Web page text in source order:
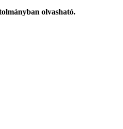
olvasható.